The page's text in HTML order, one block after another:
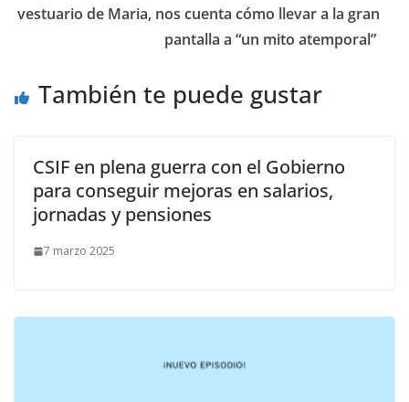
vestuario de Maria, nos cuenta cómo llevar a la gran
pantalla a “un mito atemporal”
También te puede gustar
CSIF en plena guerra con el Gobierno
para conseguir mejoras en salarios,
jornadas y pensiones
7 marzo 2025